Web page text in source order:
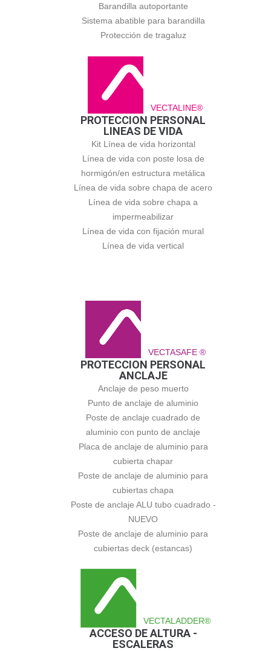
Barandilla autoportante
Sistema abatible para barandilla
Protección de tragaluz
VECTALINE®
PROTECCION PERSONAL
LINEAS DE VIDA
Kit Línea de vida horizontal
Línea de vida con poste losa de
hormigón/en estructura metálica
Línea de vida sobre chapa de acero
Línea de vida sobre chapa a
impermeabilizar
Línea de vida con fijación mural
Línea de vida vertical
VECTASAFE ®
PROTECCION PERSONAL
ANCLAJE
Anclaje de peso muerto
Punto de anclaje de aluminio
Poste de anclaje cuadrado de
aluminio con punto de anclaje
Placa de anclaje de aluminio para
cubierta chapar
Poste de anclaje de aluminio para
cubiertas chapa
Poste de anclaje ALU tubo cuadrado -
NUEVO
Poste de anclaje de aluminio para
cubiertas deck (estancas)
VECTALADDER®
ACCESO DE ALTURA -
ESCALERAS